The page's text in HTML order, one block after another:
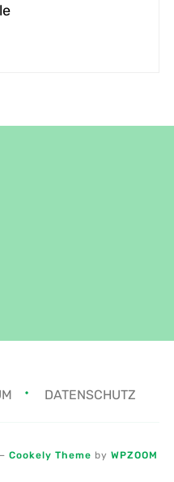
DATENSCHUTZ
Cookely Theme by WPZOOM